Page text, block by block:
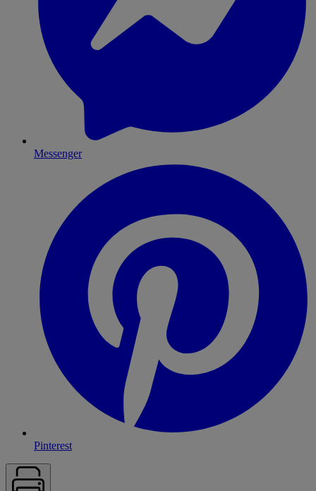
Messenger
Pinterest